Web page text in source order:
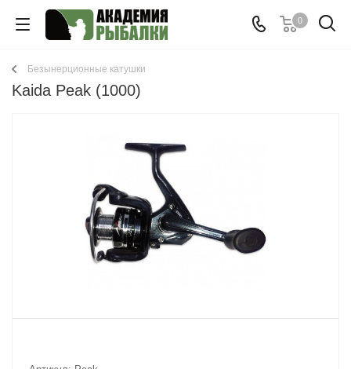
0
Безынерционные катушки
Kaida Peak (1000)